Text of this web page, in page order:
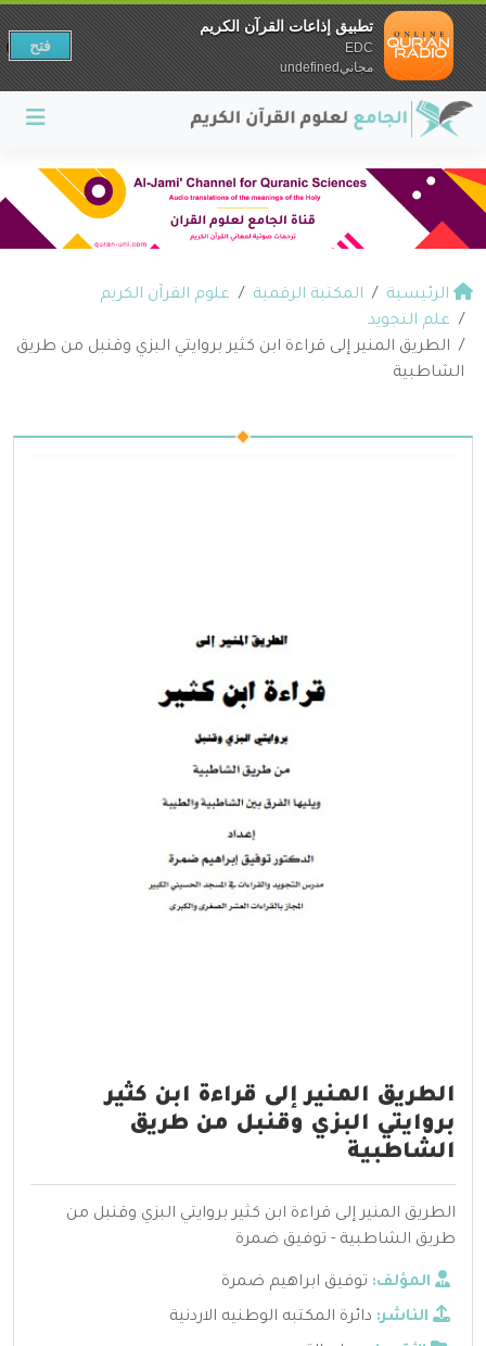
الرئيسية المكتبة الرقمية
علوم القرآن الكريم
علم التجويد
الطريق المنير إلى قراءة ابن كثير بروايتي البزي وقنبل من طريق
الشاطبية
الطريق المنير إلى قراءة ابن كثير
بروايتي البزي وقنبل من طريق
الشاطبية
الطريق المنير إلى قراءة ابن كثير بروايتي البزي وقنبل من
طريق الشاطبية - توفيق ضمرة
المؤلف: توفيق ابراهيم ضمرة
الناشر: دائرة المكتبه الوطنيه الاردنية
تطبيق إذاعات القرآن الكريم
EDC
مجانيundefined
فتح